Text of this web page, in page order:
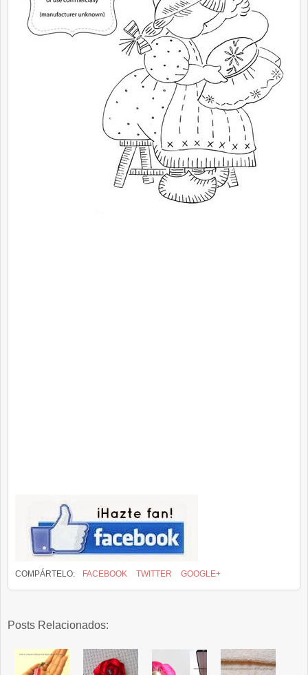
COMPÁRTELO: FACEBOOK TWITTER GOOGLE+
Posts Relacionados: